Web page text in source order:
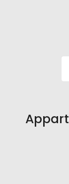
Residenziali